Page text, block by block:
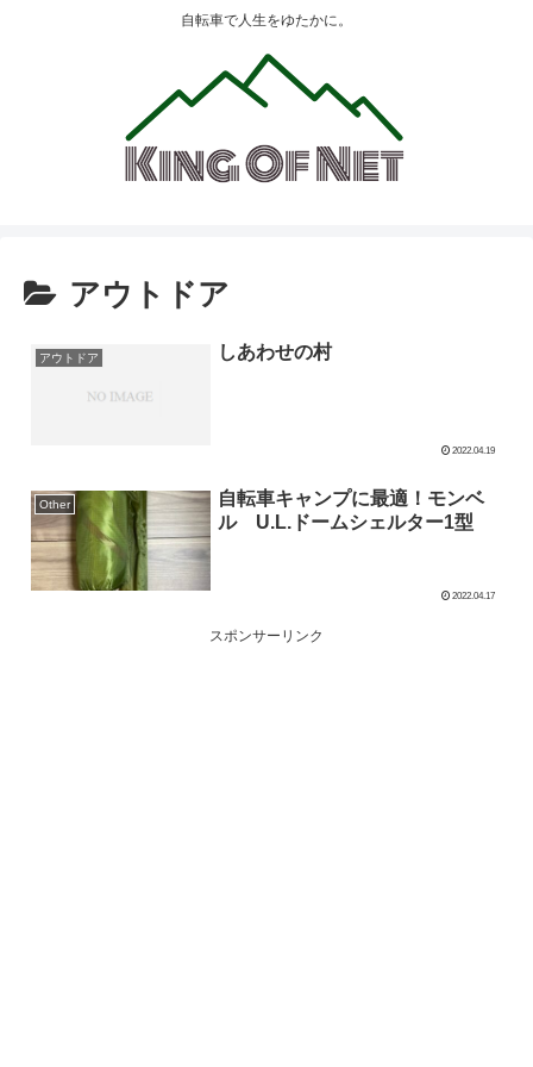
自転車で人生をゆたかに。
アウトドア
アウトドア しあわせの村
2022.04.19
Other
自転車キャンプに最適！モンベ
ル U.L.ドームシェルター1型
2022.04.17
スポンサーリンク